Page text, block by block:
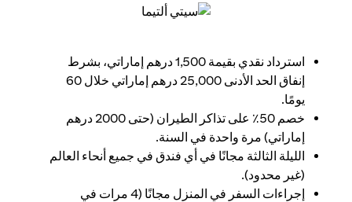
استرداد نقدي بقيمة 1,500 درهم إماراتي، بشرط
إنفاق الحد الأدنى 25,000 درهم إماراتي خلال 60
يومًا.
خصم 50٪ على تذاكر الطيران (حتى 2000 درهم
إماراتي) مرة واحدة في السنة.
الليلة الثالثة مجانًا في أي فندق في جميع أنحاء العالم
(غير محدود).
إجراءات السفر في المنزل مجانًا (4 مرات في